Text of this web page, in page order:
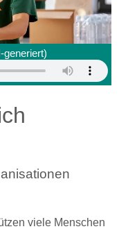
generiert)
viele Menschen